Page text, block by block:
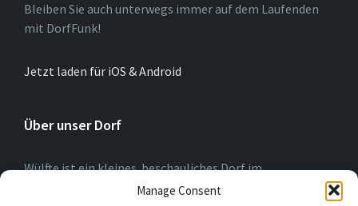
Manage Consent
Bleiben Sie auch unterwegs immer auf dem Laufenden
mit DorfFunk!
Jetzt laden für iOS & Android
Über unser Dorf
Wülfte ist ein kleines beschauliches Dorf im
Hochsauerlandkreis (NRW) am Rande der Briloner